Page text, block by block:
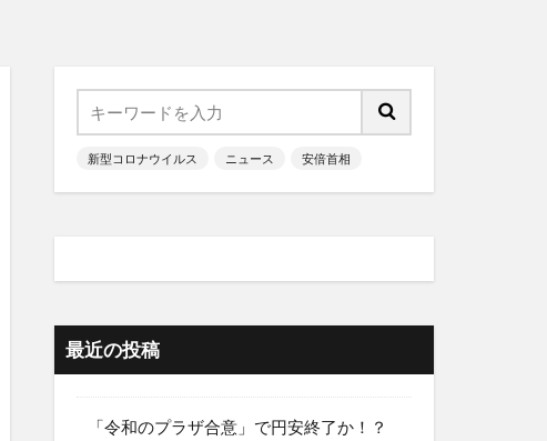
新型コロナウイルス ニュース 安倍首相
最近の投稿
「令和のプラザ合意」で円安終了か！？